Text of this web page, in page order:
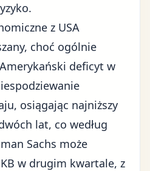
z USA
choć ogólnie
deficyt w
osiągając najniższy
lat, co według
Sachs może
w drugim kwartale, z